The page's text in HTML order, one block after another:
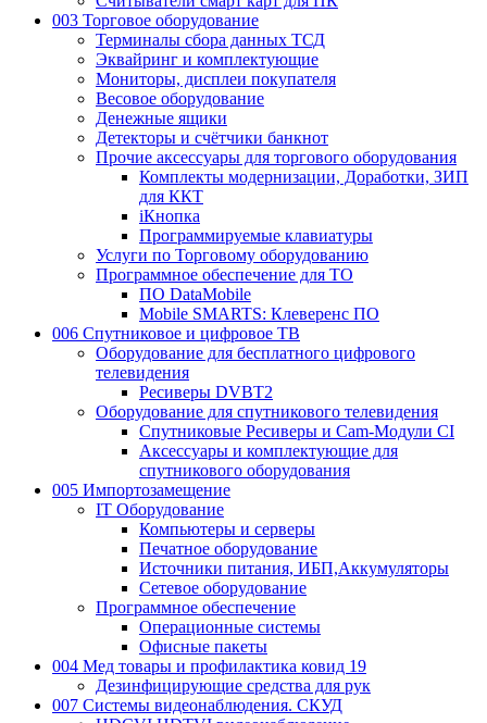
003 Торговое оборудование
Терминалы сбора данных ТСД
Эквайринг и комплектующие
Мониторы, дисплеи покупателя
Весовое оборудование
Денежные ящики
Детекторы и счётчики банкнот
Прочие аксессуары для торгового оборудования
Комплекты модернизации, Доработки, ЗИП
для ККТ
iКнопка
Программируемые клавиатуры
Услуги по Торговому оборудованию
Программное обеспечение для ТО
ПО DataMobile
Mobile SMARTS: Клеверенс ПО
006 Спутниковое и цифровое ТВ
Оборудование для бесплатного цифрового
телевидения
Ресиверы DVBT2
Оборудование для спутникового телевидения
Спутниковые Ресиверы и Cam-Модули CI
Аксессуары и комплектующие для
спутникового оборудования
005 Импортозамещение
IT Оборудование
Компьютеры и серверы
Печатное оборудование
Источники питания, ИБП,Аккумуляторы
Сетевое оборудование
Программное обеспечение
Операционные системы
Офисные пакеты
004 Мед товары и профилактика ковид 19
Дезинфицирующие средства для рук
007 Системы видеонаблюдения. СКУД